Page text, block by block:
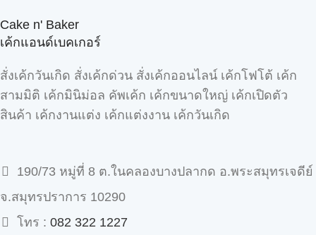
Cake n' Baker
เค้กแอนด์เบคเกอร์
สั่งเค้กวันเกิด สั่งเค้กด่วน สั่งเค้กออนไลน์ เค้กโฟโต้ เค้ก
สามมิติ เค้กมินิม่อล คัพเค้ก เค้กขนาดใหญ่ เค้กเปิดตัว
สินค้า เค้กงานแต่ง เค้กแต่งงาน เค้กวันเกิด
190/73 หมู่ที่ 8 ต.ในคลองบางปลากด อ.พระสมุทรเจดีย์
จ.สมุทรปราการ 10290
โทร : 082 322 1227